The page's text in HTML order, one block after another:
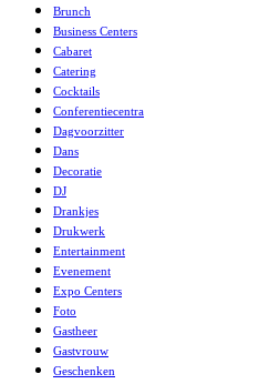
Brunch
Business Centers
Cabaret
Catering
Cocktails
Conferentiecentra
Dagvoorzitter
Dans
Decoratie
DJ
Drankjes
Drukwerk
Entertainment
Evenement
Expo Centers
Foto
Gastheer
Gastvrouw
Geschenken